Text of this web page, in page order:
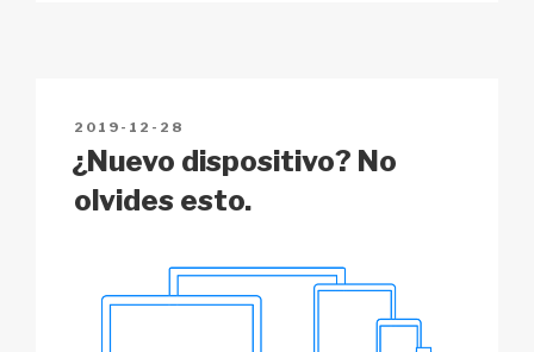
n
k
o
k
p
at
POSTED
ON
2019-12-28
¿Nuevo dispositivo? No
olvides esto.